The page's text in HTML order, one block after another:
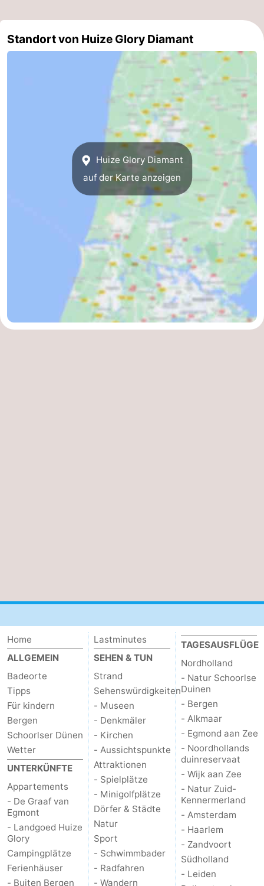
Standort von Huize Glory Diamant
Huize Glory Diamant
auf der Karte anzeigen
Home
ALLGEMEIN
Badeorte
Tipps
Für kindern
Bergen
Schoorlser Dünen
Wetter
UNTERKÜNFTE
Appartements
- De Graaf van
Egmont
- Landgoed Huize
Glory
Campingplätze
Ferienhäuser
- Buiten Bergen
Lastminutes
SEHEN & TUN
Strand
Sehenswürdigkeiten
- Museen
- Denkmäler
- Kirchen
- Aussichtspunkte
Attraktionen
- Spielplätze
- Minigolfplätze
Dörfer & Städte
Natur
Sport
- Schwimmbader
- Radfahren
- Wandern
TAGESAUSFLÜGE
Nordholland
- Natur Schoorlse
Duinen
- Bergen
- Alkmaar
- Egmond aan Zee
- Noordhollands
duinreservaat
- Wijk aan Zee
- Natur Zuid-
Kennermerland
- Amsterdam
- Haarlem
- Zandvoort
Südholland
- Leiden